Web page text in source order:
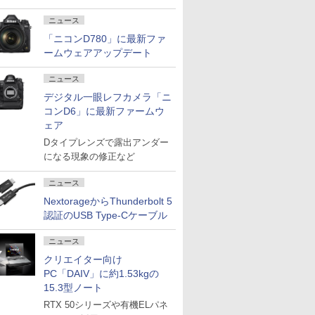
ニュース
「ニコンD780」に最新ファ
ームウェアアップデート
ニュース
デジタル一眼レフカメラ「ニ
コンD6」に最新ファームウ
ェア
Dタイプレンズで露出アンダー
になる現象の修正など
ニュース
NextorageからThunderbolt 5
認証のUSB Type-Cケーブル
ニュース
クリエイター向け
PC「DAIV」に約1.53kgの
15.3型ノート
RTX 50シリーズや有機ELパネ